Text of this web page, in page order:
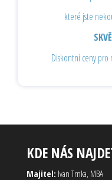
které jste
Diskontní ceny pro
KDE NÁS
Majitel: Ivan Trnka, MBA